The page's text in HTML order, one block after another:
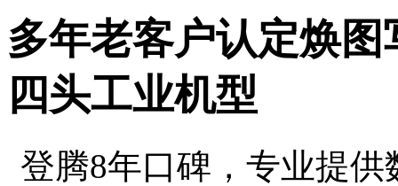
多年老客户认定焕
四头工业机型
登腾8年口碑，专业提